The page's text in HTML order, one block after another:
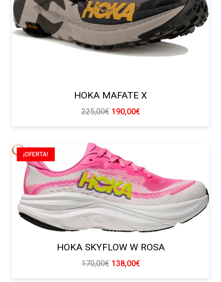
HOKA MAFATE X
225,00€ El
precio
era:
225,00€.
190,00€El
precio
190,00€.
¡OFERTA!
HOKA SKYFLOW W ROSA
170,00€ El
precio
138,00€El
precio